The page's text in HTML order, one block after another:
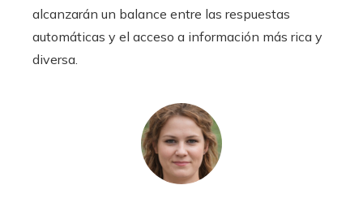
alcanzarán un balance entre las respuestas
automáticas y el acceso a información más rica y
diversa.